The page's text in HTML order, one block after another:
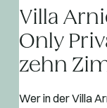
Villa
Only
zehn
Wer in der Villa